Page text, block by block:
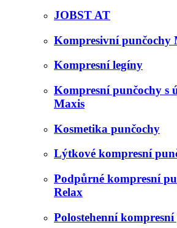
JOBST AT
Kompresivní punčochy
Kompresní legíny
Kompresní punčochy s
Maxis
Kosmetika punčochy
Lýtkové kompresní
Podpůrné kompresní
Relax
Polostehenní